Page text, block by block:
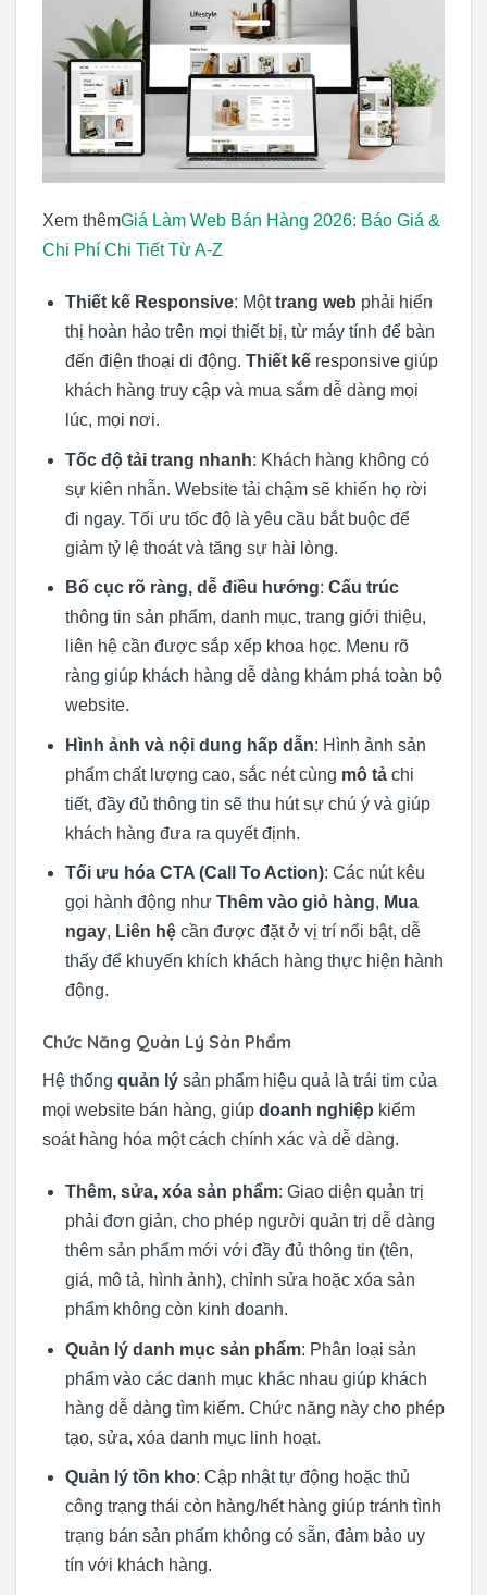
Xem thêmGiá Làm Web Bán Hàng 2026: Báo Giá &
Chi Phí Chi Tiết Từ A-Z
Thiết kế Responsive: Mộttrang web phải hiển
thị hoàn hảo trên mọi thiết bị, từ máy tính để bàn
đến điện thoại di động. Thiết kếresponsive giúp
khách hàng truy cập và mua sắm dễ dàng mọi
lúc, mọi nơi.
Tốc độ tải trang nhanh: Khách hàng không có
sự kiên nhẫn. Website tải chậm sẽ khiến họ rời
đi ngay. Tối ưu tốc độ là yêu cầu bắt buộc để
giảm tỷ lệ thoát và tăng sự hài lòng.
Bố cục rõ ràng, dễ điều hướng: Cấu trúc
thông tin sản phẩm, danh mục, trang giới thiệu,
liên hệ cần được sắp xếp khoa học. Menu rõ
ràng giúp khách hàng dễ dàng khám phá toàn bộ
website.
Hình ảnh và nội dung hấp dẫn: Hình ảnh sản
phẩm chất lượng cao, sắc nét cùng mô tảchi
tiết, đầy đủ thông tin sẽ thu hút sự chú ý và giúp
khách hàng đưa ra quyết định.
Tối ưu hóa CTA (Call To Action): Các nút kêu
gọi hành động như Thêm vào giỏ hàng, Mua
ngay, Liên hệcần được đặt ở vị trí nổi bật, dễ
thấy để khuyến khích khách hàng thực hiện hành
động.
Chức Năng Quản Lý Sản Phẩm
Hệ thống quản lý sản phẩm hiệu quả là trái tim của
mọi website bán hàng, giúp doanh nghiệp kiểm
soát hàng hóa một cách chính xác và dễ dàng.
Thêm, sửa, xóa sản phẩm: Giao diện quản trị
phải đơn giản, cho phép người quản trị dễ dàng
thêm sản phẩm mới với đầy đủ thông tin (tên,
giá, mô tả, hình ảnh), chỉnh sửa hoặc xóa sản
phẩm không còn kinh doanh.
Quản lý danh mục sản phẩm: Phân loại sản
phẩm vào các danh mục khác nhau giúp khách
hàng dễ dàng tìm kiếm. Chức năng này cho phép
tạo, sửa, xóa danh mục linh hoạt.
Quản lý tồn kho: Cập nhật tự động hoặc thủ
công trạng thái còn hàng/hết hàng giúp tránh tình
trạng bán sản phẩm không có sẵn, đảm bảo uy
tín với khách hàng.